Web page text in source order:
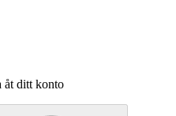
åt ditt konto